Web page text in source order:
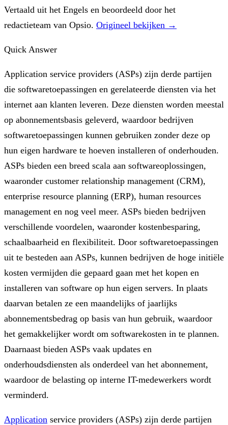
Vertaald uit het Engels en beoordeeld door het
redactieteam van Opsio. Origineel bekijken →
Quick Answer
Application service providers (ASPs) zijn derde partijen
die softwaretoepassingen en gerelateerde diensten via het
internet aan klanten leveren. Deze diensten worden meestal
op abonnementsbasis geleverd, waardoor bedrijven
softwaretoepassingen kunnen gebruiken zonder deze op
hun eigen hardware te hoeven installeren of onderhouden.
ASPs bieden een breed scala aan softwareoplossingen,
waaronder customer relationship management (CRM),
enterprise resource planning (ERP), human resources
management en nog veel meer. ASPs bieden bedrijven
verschillende voordelen, waaronder kostenbesparing,
schaalbaarheid en flexibiliteit. Door softwaretoepassingen
uit te besteden aan ASPs, kunnen bedrijven de hoge initiële
kosten vermijden die gepaard gaan met het kopen en
installeren van software op hun eigen servers. In plaats
daarvan betalen ze een maandelijks of jaarlijks
abonnementsbedrag op basis van hun gebruik, waardoor
het gemakkelijker wordt om softwarekosten in te plannen.
Daarnaast bieden ASPs vaak updates en
onderhoudsdiensten als onderdeel van het abonnement,
waardoor de belasting op interne IT-medewerkers wordt
verminderd.
Application service providers (ASPs) zijn derde partijen